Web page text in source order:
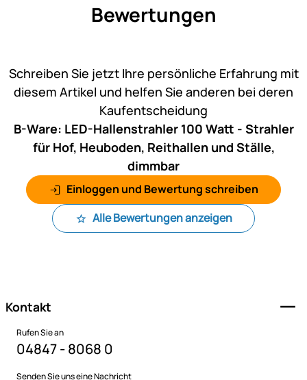
Bewertungen
Schreiben Sie jetzt Ihre persönliche Erfahrung mit
diesem Artikel und helfen Sie anderen bei deren
Kaufentscheidung
B-Ware: LED-Hallenstrahler 100 Watt - Strahler
für Hof, Heuboden, Reithallen und Ställe,
dimmbar
Einloggen und Bewertung schreiben
Alle Bewertungen anzeigen
Kontakt
Rufen Sie an
04847 - 8068 0
Senden Sie uns eine Nachricht